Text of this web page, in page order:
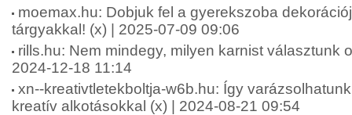
moemax.hu: Dobjuk fel a gyerekszoba
tárgyakkal! (x) | 2025-07-09 09:06
rills.hu: Nem mindegy, milyen karnist választunk
2024-12-18 11:14
xn--kreativtletekboltja-w6b.hu: Így
kreatív alkotásokkal (x) | 2024-08-21 09:54